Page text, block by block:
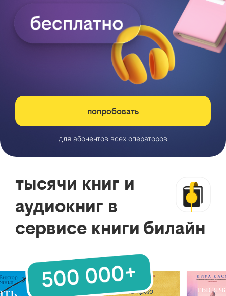
попробовать
для абонентов всех операторов
тысячи книг и
аудиокниг в
сервисе книги билайн